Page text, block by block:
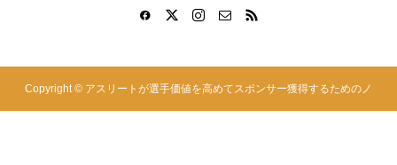
Copyright © アスリートが選手価値を高めてスポンサー獲得するためのノ